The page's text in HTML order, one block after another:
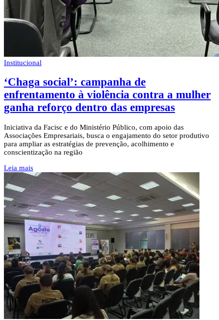
Institucional
‘Chaga social’: campanha de
enfrentamento à violência contra a mulher
ganha reforço dentro das empresas
Iniciativa da Facisc e do Ministério Público, com apoio das
Associações Empresariais, busca o engajamento do setor produtivo
para ampliar as estratégias de prevenção, acolhimento e
conscientização na região
Leia mais